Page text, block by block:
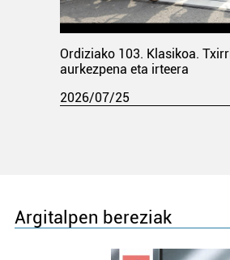
Ordiziako 103. Klasikoa.
aurkezpena eta irteera
2026/07/25
Argitalpen bereziak